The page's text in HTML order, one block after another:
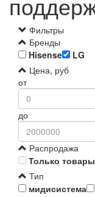
Фильтры
Бренды
Hisense
LG
Цена, руб
от
до
Распродажа
Только
Тип
мидисистема